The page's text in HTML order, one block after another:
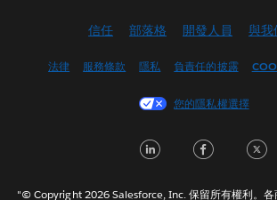
English (US)
Français (France)
日本語
信任 部落格 開發人員 與我
法律 服務條款 隱私 負責任的披露
您的隱私權選擇
LinkedIn
"© Copyright 2026 Salesforce, Inc. 保留所有權利。